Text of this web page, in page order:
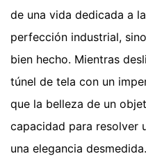
de una vida dedicada a
perfección industrial,
bien hecho. Mientras
túnel de tela con un
que la belleza de un
capacidad para resolver
una elegancia